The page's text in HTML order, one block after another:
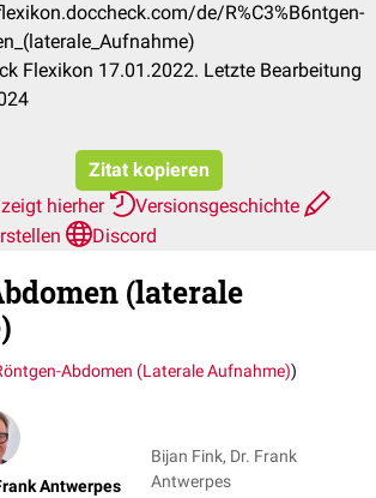
de/R%C3%B6ntgen-
Flexikon 17.01.2022. Letzte Bearbeitung
Zitat kopieren
hierher
Versionsgeschichte
Discord
(laterale
Abdomen (Laterale Aufnahme))
Antwerpes
Bijan Fink, Dr. Frank
Antwerpes